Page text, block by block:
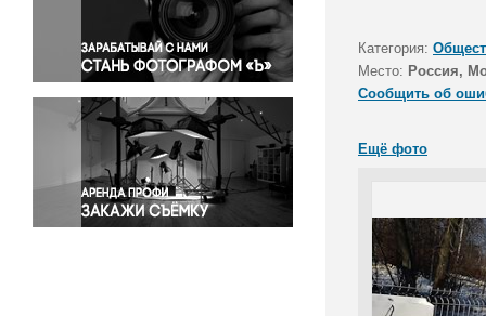
Правосудие
Происшествия и конфликты
Религия
Светская жизнь
Спорт
Экология
Экономика и бизнес
Категория:
Место: Россия,
Сообщить об
Ещё фото